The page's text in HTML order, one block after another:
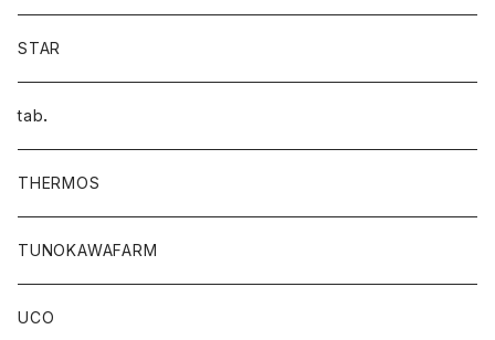
STAR
tab．
THERMOS
TUNOKAWAFARM
UCO